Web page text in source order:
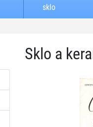
sklo
Sklo a